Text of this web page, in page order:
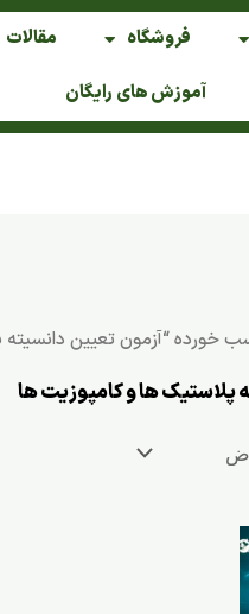
فروشگاه مقالات
آموزش های رایگان
“آزمون تعیین دانسیته
پلاستیک ها و کامپوزیت ها